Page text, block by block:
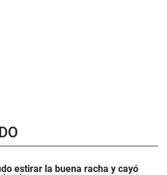
estirar la buena racha y cayó